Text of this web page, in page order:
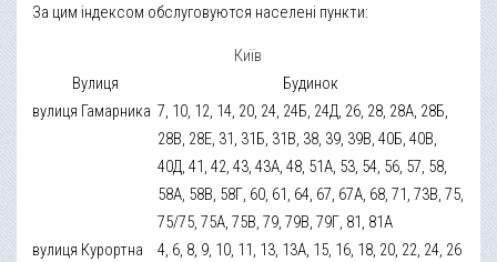
За цим індексом обслуговуются населені пункти:
Київ
Вулиця
Будинок
вулиця Гамарника 7, 10, 12, 14, 20, 24, 24Б, 24Д, 26, 28, 28А, 28Б,
28В, 28Е, 31, 31Б, 31В, 38, 39, 39В, 40Б, 40В,
40Д, 41, 42, 43, 43А, 48, 51А, 53, 54, 56, 57, 58,
58А, 58В, 58Г, 60, 61, 64, 67, 67А, 68, 71, 73В, 75,
75/75, 75А, 75В, 79, 79В, 79Г, 81, 81А
вулиця Курортна
4, 6, 8, 9, 10, 11, 13, 13А, 15, 16, 18, 20, 22, 24, 26